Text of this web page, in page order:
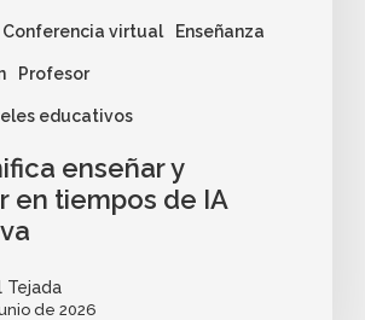
Conferencia virtual Enseñanza
Profesor
educativos
enseñar y
en tiempos de IA
Tejada
de 2026